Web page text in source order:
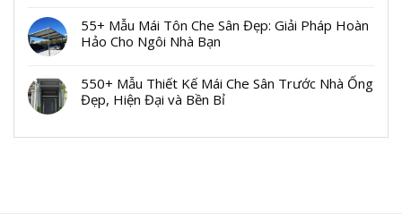
55+ Mẫu Mái Tôn Che Sân Đẹp: Giải Pháp Hoàn
Hảo Cho Ngôi Nhà Bạn
550+ Mẫu Thiết Kế Mái Che Sân Trước Nhà Ống
Đẹp, Hiện Đại và Bền Bỉ